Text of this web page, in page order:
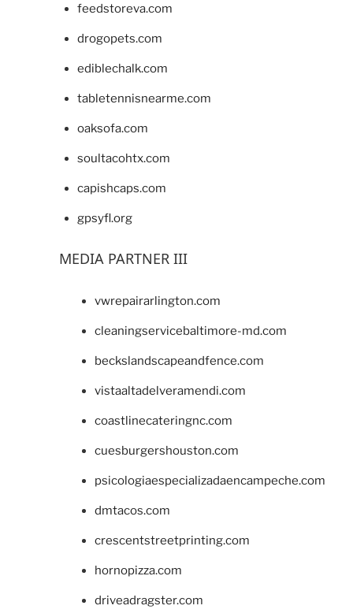
feedstoreva.com
drogopets.com
ediblechalk.com
tabletennisnearme.com
oaksofa.com
soultacohtx.com
capishcaps.com
gpsyfl.org
MEDIA PARTNER III
vwrepairarlington.com
cleaningservicebaltimore-md.com
beckslandscapeandfence.com
vistaaltadelveramendi.com
coastlinecateringnc.com
cuesburgershouston.com
psicologiaespecializadaencampeche.com
dmtacos.com
crescentstreetprinting.com
hornopizza.com
driveadragster.com